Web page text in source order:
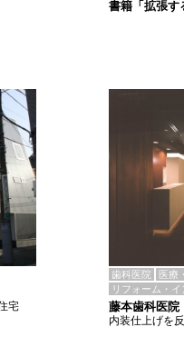
書籍「拡張す
宅
歯科医院
医療
リフォーム・イ
藤本歯科医院
内装仕上げを